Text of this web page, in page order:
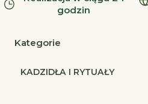
godzin
Kategorie
KADZIDŁA I RYTUAŁY